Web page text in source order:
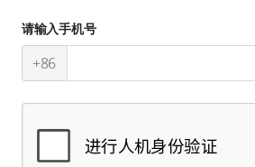
请输入手机号
+86